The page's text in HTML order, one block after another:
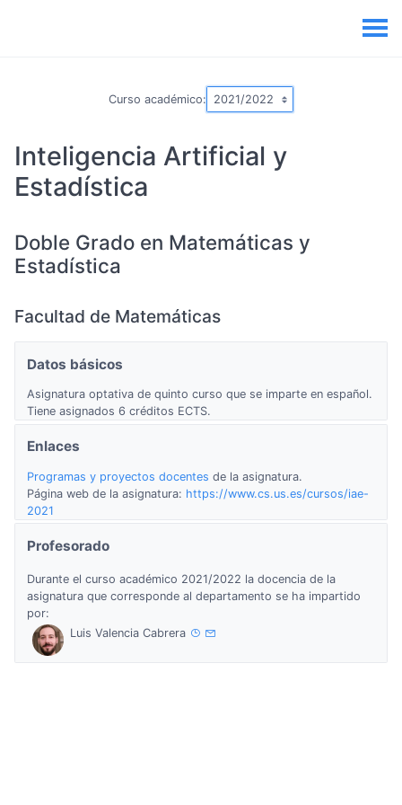
Curso académico:
Inteligencia Artificial y
Estadística
Doble Grado en Matemáticas y
Estadística
Facultad de Matemáticas
Datos básicos
Asignatura optativa de quinto curso que se imparte en español.
Tiene asignados 6 créditos ECTS.
Enlaces
Programas y proyectos docentes de la asignatura.
Página web de la asignatura: https://www.cs.us.es/cursos/iae-
2021
Profesorado
Durante el curso académico 2021/2022 la docencia de la
asignatura que corresponde al departamento se ha impartido
por:
Luis Valencia Cabrera